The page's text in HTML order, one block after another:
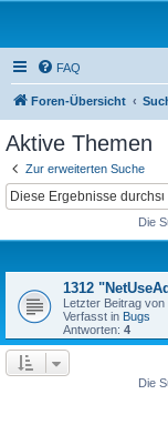
FAQ
Foren-Übersicht
Aktive Themen
Zur erweiterten Suche
Die
1312
Letzter Beitrag von
Verfasst in Bugs
Antworten: 4
Die